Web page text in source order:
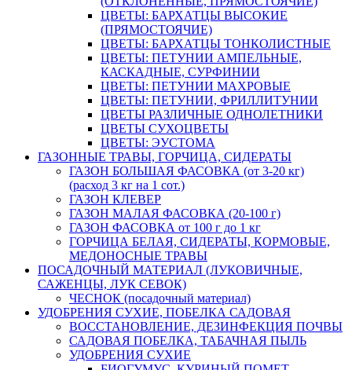
ЦВЕТЫ: БАРХАТЦЫ ВЫСОКИЕ
(ПРЯМОСТОЯЧИЕ)
ЦВЕТЫ: БАРХАТЦЫ ТОНКОЛИСТНЫЕ
ЦВЕТЫ: ПЕТУНИИ АМПЕЛЬНЫЕ,
КАСКАДНЫЕ, СУРФИНИИ
ЦВЕТЫ: ПЕТУНИИ МАХРОВЫЕ
ЦВЕТЫ: ПЕТУНИИ, ФРИЛЛИТУНИИ
ЦВЕТЫ РАЗЛИЧНЫЕ ОДНОЛЕТНИКИ
ЦВЕТЫ СУХОЦВЕТЫ
ЦВЕТЫ: ЭУСТОМА
ГАЗОННЫЕ ТРАВЫ, ГОРЧИЦА, СИДЕРАТЫ
ГАЗОН БОЛЬШАЯ ФАСОВКА (от 3-20 кг)
(расход 3 кг на 1 сот.)
ГАЗОН КЛЕВЕР
ГАЗОН МАЛАЯ ФАСОВКА (20-100 г)
ГАЗОН ФАСОВКА от 100 г до 1 кг
ГОРЧИЦА БЕЛАЯ, СИДЕРАТЫ, КОРМОВЫЕ,
МЕДОНОСНЫЕ ТРАВЫ
ПОСАДОЧНЫЙ МАТЕРИАЛ (ЛУКОВИЧНЫЕ,
САЖЕНЦЫ, ЛУК СЕВОК)
ЧЕСНОК (посадочный материал)
УДОБРЕНИЯ СУХИЕ, ПОБЕЛКА САДОВАЯ
ВОССТАНОВЛЕНИЕ, ДЕЗИНФЕКЦИЯ ПОЧВЫ
САДОВАЯ ПОБЕЛКА, ТАБАЧНАЯ ПЫЛЬ
УДОБРЕНИЯ СУХИЕ